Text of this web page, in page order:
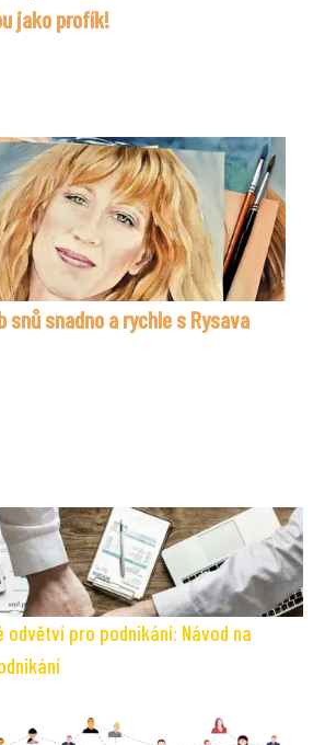
jako profík!
snadno a rychle s Rysava
pro podnikání: Návod na